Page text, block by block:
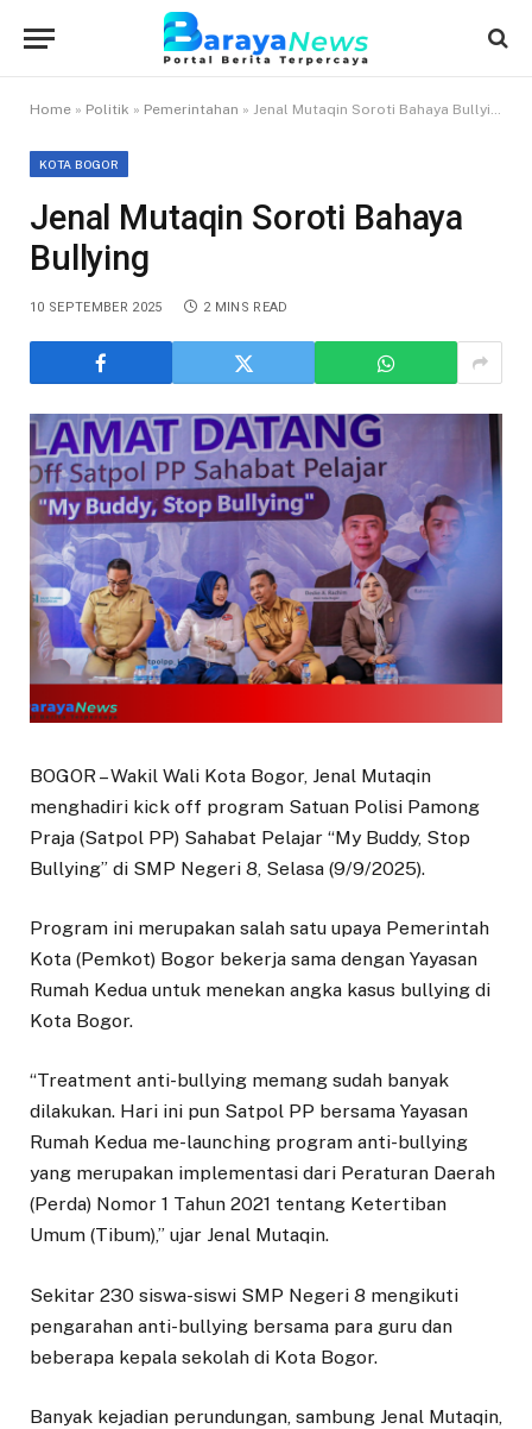
Home » Politik » Pemerintahan » Jenal Mutaqin Soroti Bahaya Bullying
KOTA BOGOR
Jenal Mutaqin Soroti Bahaya
Bullying
10 SEPTEMBER 2025 2 MINS READ
BOGOR – Wakil Wali Kota Bogor, Jenal Mutaqin
menghadiri kick off program Satuan Polisi Pamong
Praja (Satpol PP) Sahabat Pelajar “My Buddy, Stop
Bullying” di SMP Negeri 8, Selasa (9/9/2025).
Program ini merupakan salah satu upaya Pemerintah
Kota (Pemkot) Bogor bekerja sama dengan Yayasan
Rumah Kedua untuk menekan angka kasus bullying di
Kota Bogor.
“Treatment anti-bullying memang sudah banyak
dilakukan. Hari ini pun Satpol PP bersama Yayasan
Rumah Kedua me-launching program anti-bullying
yang merupakan implementasi dari Peraturan Daerah
(Perda) Nomor 1 Tahun 2021 tentang Ketertiban
Umum (Tibum),” ujar Jenal Mutaqin.
Sekitar 230 siswa-siswi SMP Negeri 8 mengikuti
pengarahan anti-bullying bersama para guru dan
beberapa kepala sekolah di Kota Bogor.
Banyak kejadian perundungan, sambung Jenal Mutaqin,